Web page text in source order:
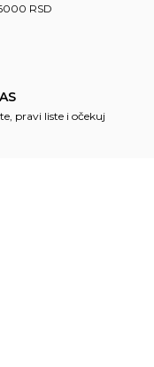
RSD
pravi liste i očekuj